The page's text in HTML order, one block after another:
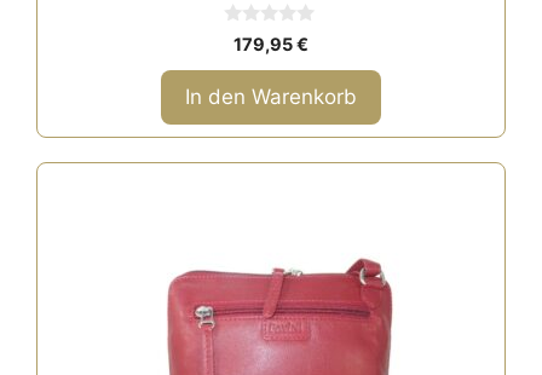
o
n
5
179,95€
In den Warenkorb